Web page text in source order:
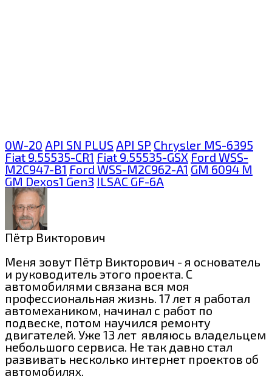
0W-20 API SN PLUS API SP Chrysler MS-6395
Fiat 9.55535-CR1 Fiat 9.55535-GSX Ford WSS-
M2C947-B1 Ford WSS-M2C962-A1 GM 6094 M
GM Dexos1 Gen3 ILSAC GF-6A
Пётр Викторович
Меня зовут Пётр Викторович - я основатель
и руководитель этого проекта. С
автомобилями связана вся моя
профессиональная жизнь. 17 лет я работал
автомехаником, начинал с работ по
подвеске, потом научился ремонту
двигателей. Уже 13 лет являюсь владельцем
небольшого сервиса. Не так давно стал
развивать несколько интернет проектов об
автомобилях.